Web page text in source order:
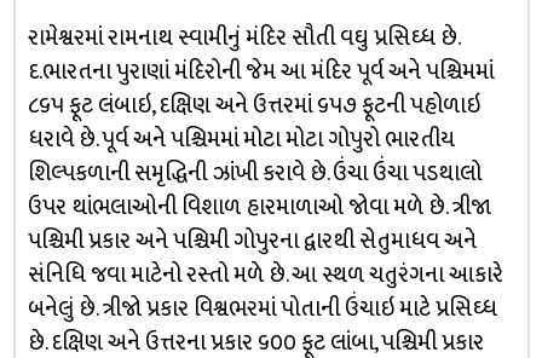
રામેશ્વરમાં રામનાથ સ્વામીનું મંદિર સૌતી વઘુ પ્રસિઘ્ધ છે.
દ.ભારતના પુરાણાં મંદિરોની જેમ આ મંદિર પૂર્વ અને પશ્ચિમમાં
૮૬૫ ફૂટ લંબાઇ, દક્ષિણ અને ઉત્તરમાં ૬૫૭ ફૂટની પહોળાઇ
ધરાવે છે. પૂર્વ અને પશ્ચિમમાં મોટા મોટા ગોપુરો ભારતીય
શિલ્પકળાની સમૃદ્ધિની ઝાંખી કરાવે છે. ઉંચા ઉંચા પડથાલો
ઉપર થાંભલાઓની વિશાળ હારમાળાઓ જોવા મળે છે. ત્રીજા
પશ્ચિમી પ્રકાર અને પશ્ચિમી ગોપુરના દ્વારથી સેતુમાધવ અને
સંનિધિ જવા માટેનો રસ્તો મળે છે. આ સ્થળ ચતુરંગના આકારે
બનેલું છે. ત્રીજો પ્રકાર વિશ્વભરમાં પોતાની ઉંચાઇ માટે પ્રસિઘ્ધ
છે. દક્ષિણ અને ઉત્તરના પ્રકાર ૬૦૦ ફૂટ લાંબા, પશ્ચિમી પ્રકાર